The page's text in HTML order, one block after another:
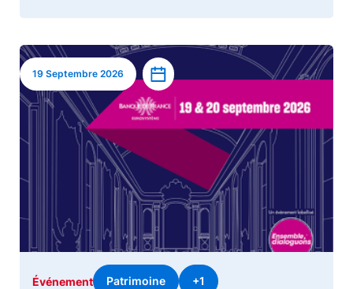
Image
19 Septembre 2026 Ajouter à l’agenda
Événement Patrimoine +1